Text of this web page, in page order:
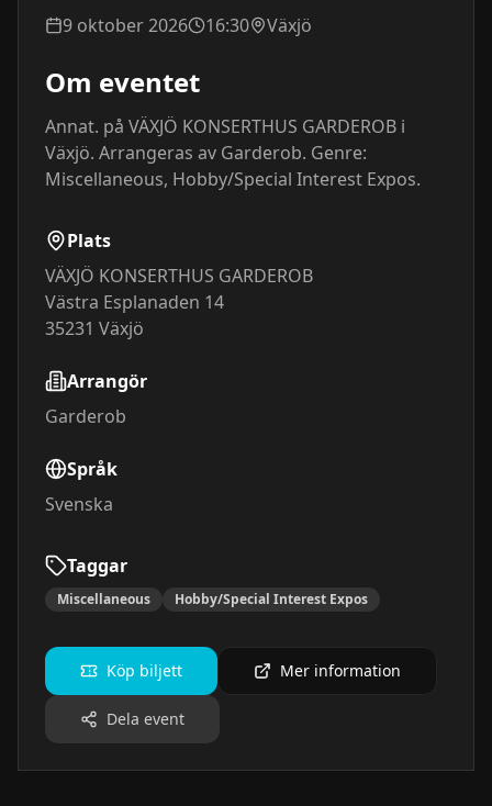
9 oktober 2026 16:30 Växjö
Om eventet
Annat. på VÄXJÖ KONSERTHUS GARDEROB i
Växjö. Arrangeras av Garderob. Genre:
Miscellaneous, Hobby/Special Interest Expos.
Plats
VÄXJÖ KONSERTHUS GARDEROB
Västra Esplanaden 14
35231 Växjö
Arrangör
Garderob
Språk
Svenska
Taggar
Miscellaneous Hobby/Special Interest Expos
Köp biljett Mer information
Dela event